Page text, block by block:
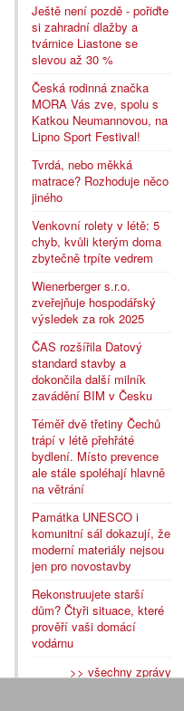
Ještě není pozdě - pořiďte
si zahradní dlažby a
tvárnice Liastone se
slevou až 30 %
Česká rodinná značka
MORA Vás zve, spolu s
Katkou Neumannovou, na
Lipno Sport Festival!
Tvrdá, nebo měkká
matrace? Rozhoduje něco
jiného
Venkovní rolety v létě: 5
chyb, kvůli kterým doma
zbytečně trpíte vedrem
Wienerberger s.r.o.
zveřejňuje hospodářský
výsledek za rok 2025
ČAS rozšířila Datový
standard stavby a
dokončila další milník
zavádění BIM v Česku
Téměř dvě třetiny Čechů
trápí v létě přehřáté
bydlení. Místo prevence
ale stále spoléhají hlavně
na větrání
Památka UNESCO i
komunitní sál dokazují, že
moderní materiály nejsou
jen pro novostavby
Rekonstruujete starší
dům? Čtyři situace, které
prověří vaši domácí
vodárnu
>> všechny zprávy